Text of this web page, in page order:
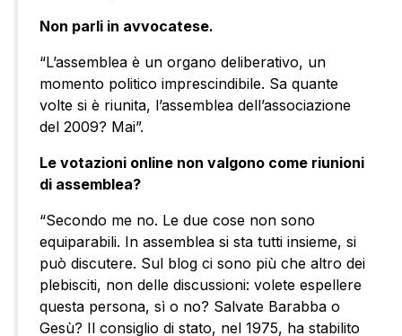
Non parli in avvocatese.
“L’assemblea è un organo deliberativo, un
momento politico imprescindibile. Sa quante
volte si è riunita, l’assemblea dell’associazione
del 2009? Mai”.
Le votazioni online non valgono come riunioni
di assemblea?
“Secondo me no. Le due cose non sono
equiparabili. In assemblea si sta tutti insieme, si
può discutere. Sul blog ci sono più che altro dei
plebisciti, non delle discussioni: volete espellere
questa persona, sì o no? Salvate Barabba o
Gesù? Il consiglio di stato, nel 1975, ha stabilito